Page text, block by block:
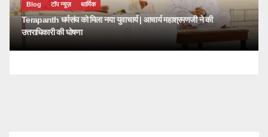
Blog टॉप न्यूज़ धार्मिक
Terapanth धर्मसंघ को मिला नया युवाचार्य | आचार्य महाश्रमणजी ने की
उत्तराधिकारी की घोषणा